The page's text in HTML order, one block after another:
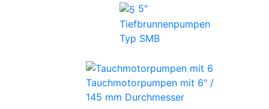
5"
Tiefbrunnenpumpen
Typ SMB
Tauchmotorpumpen mit 6" /
145 mm Durchmesser